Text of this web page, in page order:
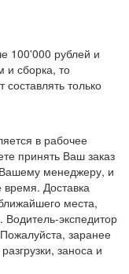
100'000 рублей и
и сборка, то
составлять только
в рабочее
принять Ваш заказ
менеджеру, и
время. Доставка
места,
экспедитор
заранее
заноса и